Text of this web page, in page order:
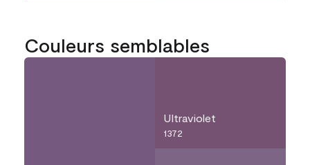
Couleurs semblables
Ultraviolet
1372